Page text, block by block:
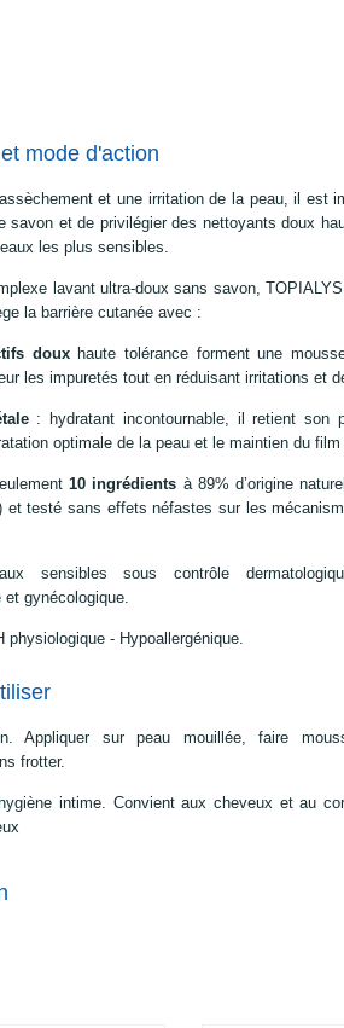
mode d'action
et une irritation de la peau, il est
savon et de privilégier des nettoyants doux
les plus sensibles.
lavant ultra-doux sans savon,
la barrière cutanée avec :
douxhaute tolérance forment une
les impuretés tout en réduisant irritations et
: hydratant incontournable, il retient son
optimale de la peau et le maintien du film
10 ingrédients à 89% d’origine
et testé sans effets néfastes sur les
sensibles sous contrôle
gynécologique.
physiologique - Hypoallergénique.
Appliquer sur peau mouillée, faire
frotter.
intime. Convient aux cheveux et au